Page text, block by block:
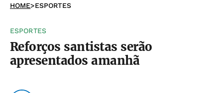
HOME>ESPORTES
ESPORTES
Reforços santistas serão
apresentados amanhã